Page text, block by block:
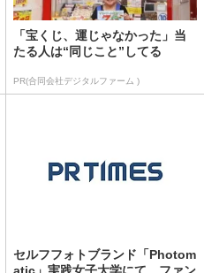
「宝くじ、運じゃなかった」当
たる人は“同じこと”してる
PR(合同会社デジタルファーム )
セルフフォトブランド「Photom
atic」実践女子大学にて、ファン